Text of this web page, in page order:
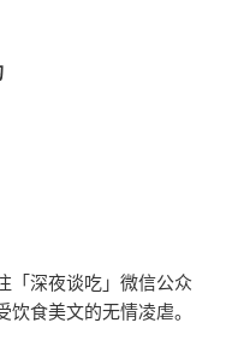
「深夜谈吃」微信公众
食美文的无情凌虐。